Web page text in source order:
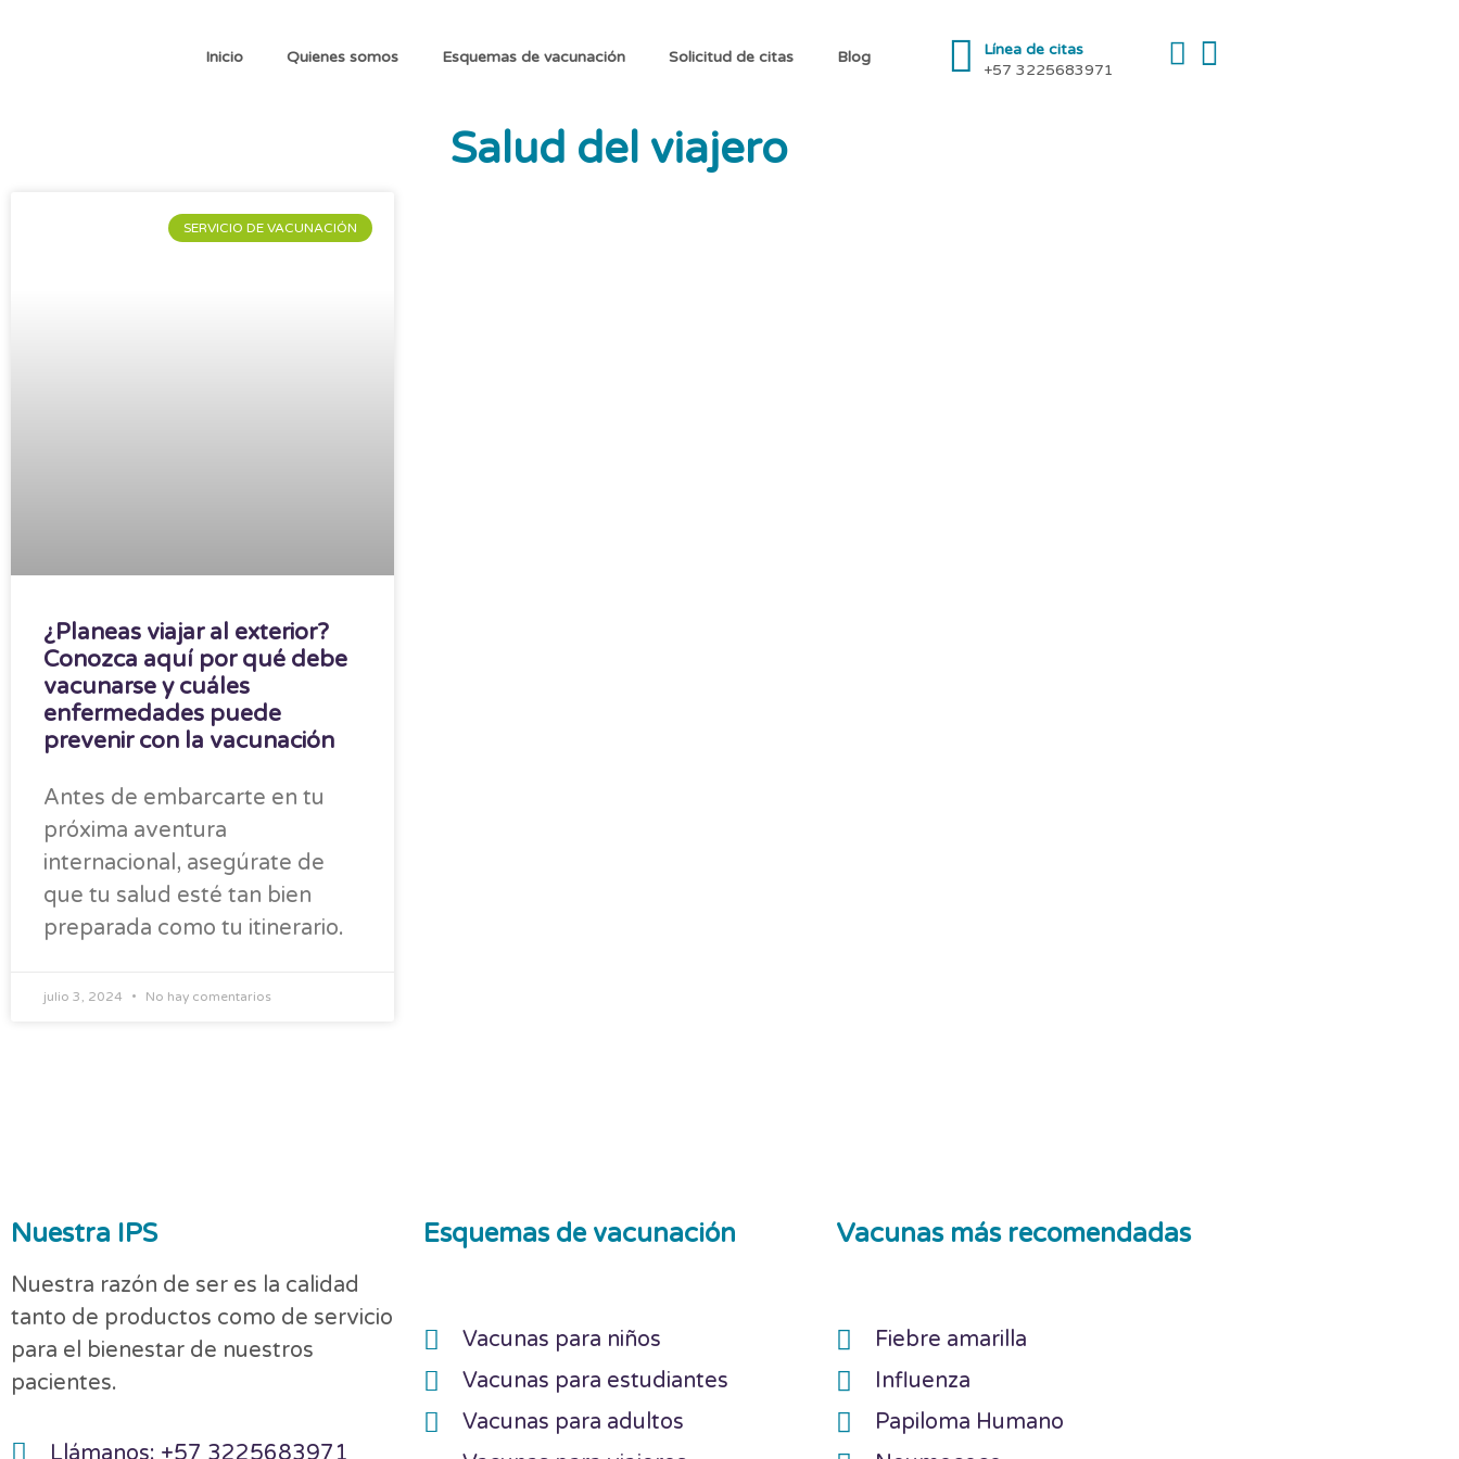
Inicio Quienes somos Esquemas de vacunación Solicitud de citas Blog
Línea de citas
+57 3225683971
Salud del viajero
SERVICIO DE VACUNACIÓN
¿Planeas viajar al exterior?
Conozca aquí por qué debe
vacunarse y cuáles
enfermedades puede
prevenir con la vacunación
Antes de embarcarte en tu
próxima aventura
internacional, asegúrate de
que tu salud esté tan bien
preparada como tu itinerario.
julio 3, 2024 No hay comentarios
Nuestra IPS
Nuestra razón de ser es la calidad
tanto de productos como de servicio
para el bienestar de nuestros
pacientes.
Llámanos: +57 3225683971
Esquemas de vacunación
Vacunas para niños
Vacunas para estudiantes
Vacunas para adultos
Vacunas más recomendadas
Fiebre amarilla
Influenza
Papiloma Humano